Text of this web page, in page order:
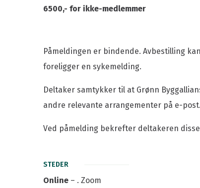
6500,- for ikke-medlemmer
Påmeldingen er bindende. Avbestilling
foreligger en sykemelding.
Deltaker samtykker til at Grønn
andre relevante arrangementer på e-
Ved påmelding bekrefter deltakeren
STEDER
Online – . Zoom